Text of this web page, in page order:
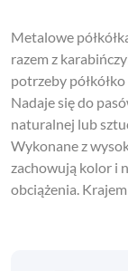
Metalowe
razem z
potrzeby
Nadaje się do
naturalnej lub
Wykonane z
zachowują kolor i
obciążenia.